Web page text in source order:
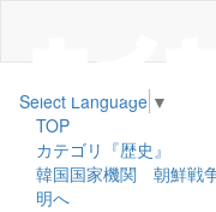
Select Language ▼
TOP
カテゴリ『歴史』
韓国国家機関 朝鮮戦
明へ